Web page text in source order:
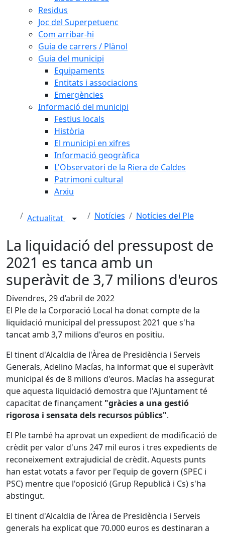
Residus
Joc del Superpetuenc
Com arribar-hi
Guia de carrers / Plànol
Guia del municipi
Equipaments
Entitats i associacions
Emergències
Informació del municipi
Festius locals
Història
El municipi en xifres
Informació geogràfica
L'Observatori de la Riera de Caldes
Patrimoni cultural
Arxiu
Actualitat Notícies Notícies del Ple
La liquidació del pressupost de
2021 es tanca amb un
superàvit de 3,7 milions d'euros
Divendres, 29 d’abril de 2022
El Ple de la Corporació Local ha donat compte de la
liquidació municipal del pressupost 2021 que s'ha
tancat amb 3,7 milions d'euros en positiu.
El tinent d'Alcaldia de l'Àrea de Presidència i Serveis
Generals, Adelino Macías, ha informat que el superàvit
municipal és de 8 milions d'euros. Macías ha assegurat
que aquesta liquidació demostra que l'Ajuntament té
capacitat de finançament "gràcies a una gestió
rigorosa i sensata dels recursos públics".
El Ple també ha aprovat un expedient de modificació de
crèdit per valor d'uns 247 mil euros i tres expedients de
reconeixement extrajudicial de crèdit. Aquests punts
han estat votats a favor per l'equip de govern (SPEC i
PSC) mentre que l'oposició (Grup Republicà i Cs) s'ha
abstingut.
El tinent d'Alcaldia de l'Àrea de Presidència i Serveis
generals ha explicat que 70.000 euros es destinaran a